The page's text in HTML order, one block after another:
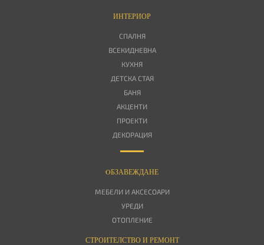
ИНТЕРИОР
СПАЛНЯ
ВСЕКИДНЕВНА
КУХНЯ
ДЕТСКА СТАЯ
БАНЯ
АКЦЕНТИ
ПРОЕКТИ
ДЕКОРАЦИЯ
OБЗАВЕЖДАНЕ
МЕБЕЛИ И АКСЕСОАРИ
УРЕДИ
ОТОПЛЕНИЕ
СТРОИТЕЛСТВО И РЕМОНТ